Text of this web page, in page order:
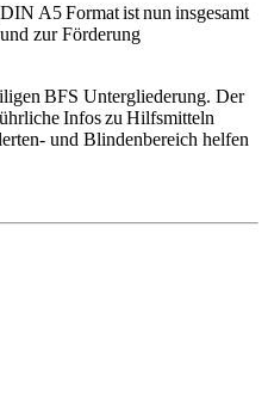
A5 Format ist nun insgesamt
zur Förderung
BFS Untergliederung. Der
Infos zu Hilfsmitteln
und Blindenbereich helfen